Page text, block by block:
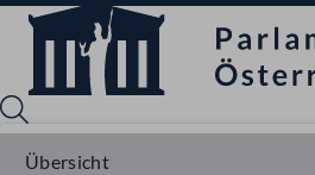
Übersicht